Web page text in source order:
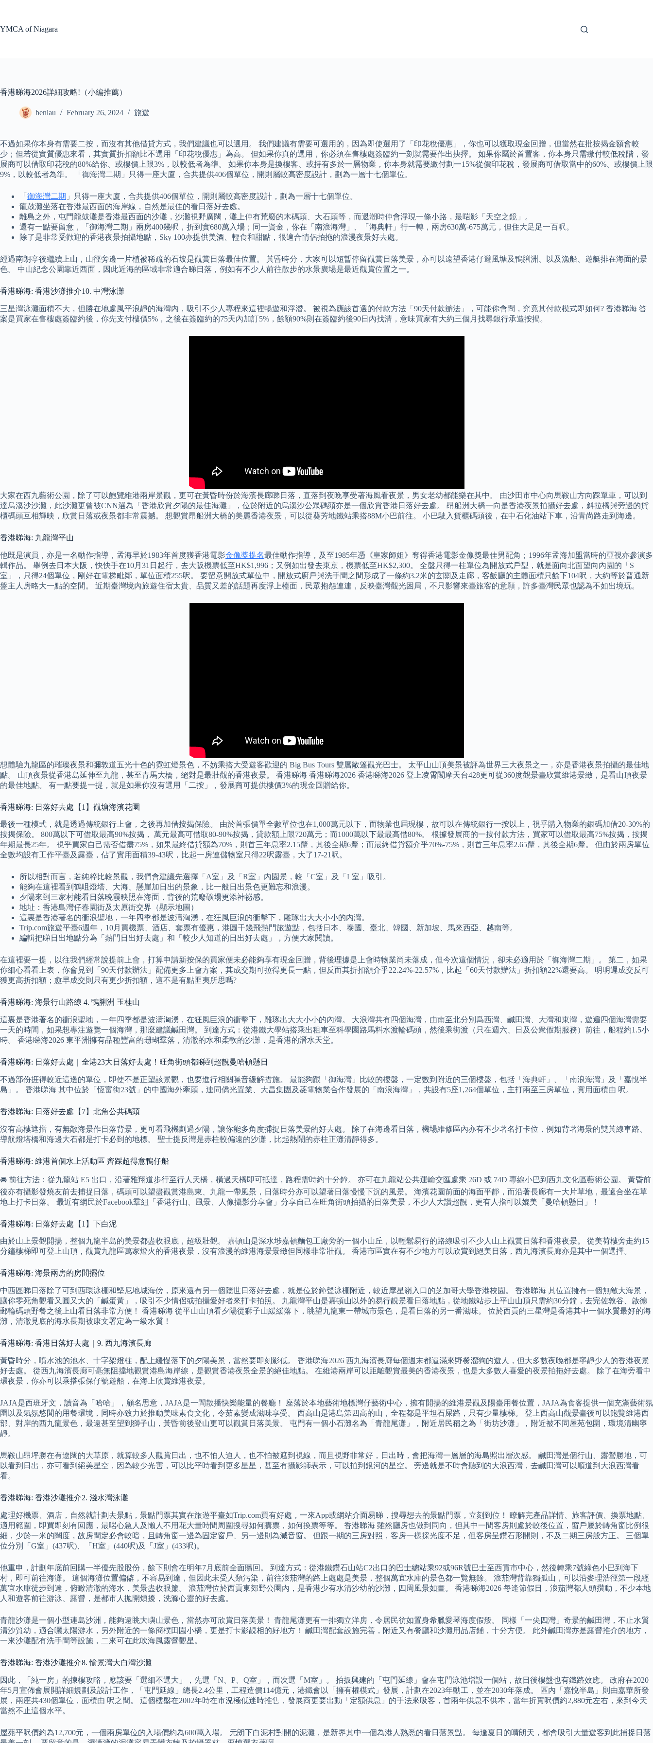
YMCA of Niagara
香港睇海2026詳細攻略!（小編推薦）
benlau February 26, 2024 旅遊
不過如果你本身有需要二按，而沒有其他借貸方式，我們建議也可以選用。 我們建議有需要可選用的，因為即使選用了「印花稅優惠」，你也可以獲取現金回贈，但當然在批按揭金額會較
少；但若從實質優惠來看，其實質折扣額比不選用「印花稅優惠」為高。 但如果你真的選用，你必須在售樓處簽臨約一刻就需要作出抉擇。 如果你屬於首置客，你本身只需繳付較低稅階，發
展商可以借取印花稅的80%給你、或樓價上限3%，以較低者為準。 如果你本身是換樓客、或持有多於一層物業，你本身就需要繳付劃一15%從價印花稅，發展商可借取當中的60%、或樓價上限
9%，以較低者為準。 「御海灣二期」只得一座大廈，合共提供406個單位，開則屬較高密度設計，劃為一層十七個單位。
「 御海灣二期 」只得一座大廈，合共提供406個單位，開則屬較高密度設計，劃為一層十七個單位。
龍鼓灘坐落在香港最西面的海岸線，自然是最佳的看日落好去處。
離島之外，屯門龍鼓灘是香港最西面的沙灘，沙灘視野廣闊，灘上仲有荒廢的木碼頭、大石頭等，而退潮時仲會浮現一條小路，最啱影「天空之鏡」。
還有一點要留意，「御海灣二期」兩房400幾呎，折到實680萬入場；同一資金，你在「南浪海灣」、「海典軒」行一轉，兩房630萬-675萬元，但住大足足一百呎。
除了是非常受歡迎的香港夜景拍攝地點，Sky 100亦提供美酒、輕食和甜點，很適合情侶拍拖的浪漫夜景好去處。
經過南朗亭後繼續上山，山徑旁邊一片植被稀疏的石坡是觀賞日落最佳位置。 黃昏時分，大家可以短暫停留觀賞日落美景，亦可以遠望香港仔避風塘及鴨脷洲、以及漁船、遊艇排在海面的景
色。 中山紀念公園靠近西面，因此近海的區域非常適合睇日落，例如有不少人前往散步的水景廣場是最近觀賞位置之一。
香港睇海: 香港沙灘推介10. 中灣泳灘
三星灣泳灘面積不大，但勝在地處風平浪靜的海灣內，吸引不少人專程來這裡暢遊和浮潛。 被視為應該首選的付款方法「90天付款辧法」，可能你會問，究竟其付款模式即如何? 香港睇海 答
案是買家在售樓處簽臨約後，你先支付樓價5%，之後在簽臨約的75天內加訂5%，餘額90%則在簽臨約後90日內找清，意味買家有大約三個月找尋銀行承造按揭。
大家在西九藝術公園，除了可以飽覽維港兩岸景觀，更可在黃昏時份於海濱長廊睇日落，直落到夜晚享受著海風看夜景，男女老幼都能樂在其中。 由沙田市中心向馬鞍山方向踩單車，可以到
達烏溪沙沙灘，此沙灘更曾被CNN選為「香港欣賞夕陽的最佳海灘」，位於附近的烏溪沙公眾碼頭亦是一個欣賞香港日落好去處。 昂船洲大橋一向是香港夜景拍攝好去處，斜拉橋與旁邊的貨
櫃碼頭互相輝映，欣賞日落或夜景都非常震撼。 想觀賞昂船洲大橋的美麗香港夜景，可以從葵芳地鐵站乘搭88M小巴前往。 小巴駛入貨櫃碼頭後，在中石化油站下車，沿青尚路走到海邊。
香港睇海: 九龍灣平山
他既是演員，亦是一名動作指導，孟海早於1983年首度獲香港電影金像獎提名最佳動作指導，及至1985年憑《皇家師姐》奪得香港電影金像獎最佳男配角；1996年孟海加盟當時的亞視亦參演多
輯作品。 舉例去日本大阪，快快手在10月31日起行，去大阪機票低至HK$1,996；又例如出發去東京，機票低至HK$2,300。 全盤只得一柱單位為開放式戶型，就是面向北面望向內園的「S
室」，只得24個單位，剛好在電梯毗鄰，單位面積255呎。 要留意開放式單位中，開放式廚戶與洗手間之間形成了一條約3.2米的玄關及走廊，客飯廳的主體面積只餘下104呎，大約等於普通新
盤主人房略大一點的空間。 近期臺灣境內旅遊住宿太貴、品質又差的話題再度浮上檯面，民眾抱怨連連，反映臺灣觀光困局，不只影響來臺旅客的意願，許多臺灣民眾也認為不如出境玩。
想體驗九龍區的璀璨夜景和彌敦道五光十色的霓虹燈景色，不妨乘搭大受遊客歡迎的 Big Bus Tours 雙層敞篷觀光巴士。 太平山山頂美景被評為世界三大夜景之一，亦是香港夜景拍攝的最佳地
點。 山頂夜景從香港島延伸至九龍，甚至青馬大橋，絕對是最壯觀的香港夜景。 香港睇海 香港睇海2026 香港睇海2026 登上凌霄閣摩天台428更可從360度觀景臺欣賞維港景緻，是看山頂夜景
的最佳地點。 有一點要提一提，就是如果你沒有選用「二按」，發展商可提供樓價3%的現金回贈給你。
香港睇海: 日落好去處【1】觀塘海濱花園
最後一種模式，就是透過傳統銀行上會，之後再加借按揭保險。 由於首張價單全數單位也在1,000萬元以下，而物業也屆現樓，故可以在傳統銀行一按以上，視乎購入物業的銀碼加借20-30%的
按揭保險。 800萬以下可借取最高90%按揭， 萬元最高可借取80-90%按揭，貸款額上限720萬元；而1000萬以下最最高借80%。 根據發展商的一按付款方法，買家可以借取最高75%按揭，按揭
年期最長25年。 視乎買家自己需否借盡75%，如果最終借貸額為70%，則首三年息率2.15釐，其後全期6釐；而最終借貨額介乎70%-75%，則首三年息率2.65釐，其後全期6釐。 但由於兩房單位
全數均設有工作平臺及露臺，佔了實用面積39-43呎，比起一房連儲物室只得22呎露臺，大了17-21呎。
所以相對而言，若純粹比較景觀，我們會建議先選擇「A室」及「R室」內園景，較「C室」及「L室」吸引。
能夠在這裡看到鶴咀燈塔、大海、懸崖加日出的景象，比一般日出景色更難忘和浪漫。
夕陽來到三家村能看日落晚霞映照在海面，背後的荒廢礦場更添神祕感。
地址：香港島灣仔春園街及太原街交界（顯示地圖）
這裏是香港著名的衝浪聖地，一年四季都是波濤洶湧，在狂風巨浪的衝擊下，雕琢出大大小小的內灣。
Trip.com旅遊平臺6週年，10月買機票、酒店、套票有優惠，港圓千幾飛熱門旅遊點，包括日本、泰國、臺北、韓國、新加坡、馬來西亞、越南等。
編輯把睇日出地點分為「熱門日出好去處」和「較少人知道的日出好去處」，方便大家閱讀。
在這裡要一提，以往我們經常說提前上會，打算申請新按保的買家便未必能夠享有現金回贈，背後理據是上會時物業尚未落成，但今次這個情況，卻未必適用於「御海灣二期」。 第二，如果
你細心看看上表，你會見到「90天付款辦法」配備更多上會方案，其成交期可拉得更長一點，但反而其折扣額介乎22.24%-22.57%，比起「60天付款辦法」折扣額22%還要高。 明明遲成交反可
獲更高折扣額；愈早成交則只有更少折扣額，這不是有點匪夷所思嗎?
香港睇海: 海景行山路線 4. 鴨脷洲 玉桂山
這裏是香港著名的衝浪聖地，一年四季都是波濤洶湧，在狂風巨浪的衝擊下，雕琢出大大小小的內灣。 大浪灣共有四個海灣，由南至北分別爲西灣、鹹田灣、大灣和東灣，遊遍四個海灣需要
一天的時間，如果想專注遊覽一個海灣，那麼建議鹹田灣。 到達方式：從港鐵大學站搭乘出租車至科學園路馬料水渡輪碼頭，然後乘街渡（只在週六、日及公衆假期服務）前往，船程約1.5小
時。 香港睇海2026 東平洲擁有品種豐富的珊瑚羣落，清澈的水和柔軟的沙灘，是香港的潛水天堂。
香港睇海: 日落好去處｜全港23大日落好去處！旺角街頭都睇到超靚曼哈頓懸日
不過部份捱得較近這邊的單位，即使不是正望該景觀，也要進行相關噪音緩解措施。 最能夠跟「御海灣」比較的樓盤，一定數到附近的三個樓盤，包括「海典軒」、「南浪海灣」及「嘉悅半
島」。 香港睇海 其中位於「恆富街23號」的中國海外牽頭，連同僑光置業、大昌集團及菱電物業合作發展的「南浪海灣」，共設有5座1,264個單位，主打兩至三房單位，實用面積由 呎。
香港睇海: 日落好去處【7】北角公共碼頭
沒有高樓遮擋，有無敵海景作日落背景，更可看飛機劃過夕陽，讓你能多角度捕捉日落美景的好去處。 除了在海邊看日落，機場維修區內亦有不少著名打卡位，例如背著海景的雙黃線車路、
導航燈塔橋和海邊大石都是打卡必到的地標。 聖士提反灣是赤柱較偏遠的沙灘，比起熱鬧的赤柱正灘清靜得多。
香港睇海: 維港首個水上活動區 齊踩超得意鴨仔船
🚘 前往方法：從九龍站 E5 出口，沿著雅翔道步行至行人天橋，橫過天橋即可抵達，路程需時約十分鐘。 亦可在九龍站公共運輸交匯處乘 26D 或 74D 專線小巴到西九文化區藝術公園。 黃昏前
後亦有攝影發燒友前去捕捉日落，碼頭可以望盡觀賞港島東、九龍一帶風景，日落時分亦可以望著日落慢慢下沉的風景。 海濱花園前面的海面平靜，而沿著長廊有一大片草地，最適合坐在草
地上打卡日落。 最近有網民於Facebook羣組「香港行山、風景、人像攝影分享會」分享自己在旺角街頭拍攝的日落美景，不少人大讚超靚，更有人指可以媲美「曼哈頓懸日」！
香港睇海: 日落好去處【1】下白泥
由於山上景觀開揚，整個九龍半島的美景都盡收眼底，超級壯觀。 嘉頓山是深水埗嘉頓麵包工廠旁的一個小山丘，以輕鬆易行的路線吸引不少人山上觀賞日落和香港夜景。 從美荷樓旁走約15
分鐘樓梯即可登上山頂，觀賞九龍區萬家燈火的香港夜景，沒有浪漫的維港海景景緻但同樣非常壯觀。 香港市區實在有不少地方可以欣賞到絕美日落，西九海濱長廊亦是其中一個選擇。
香港睇海: 海景兩房的房間擺位
中西區睇日落除了可到西環泳棚和堅尼地城海傍，原來還有另一個隱世日落好去處，就是位於鐘聲泳棚附近，較近摩星嶺入口的芝加哥大學香港校園。 香港睇海 其位置擁有一個無敵大海景，
讓你零死角觀看又圓又大的「鹹蛋黃」，吸引不少情侶或拍攝愛好者來打卡拍照。 九龍灣平山是嘉頓山以外的易行靚景看日落地點，從地鐵站步上平山山頂只需約30分鐘，去完佐敦谷、啟德
郵輪碼頭野餐之後上山看日落非常方便！ 香港睇海 從平山山頂看夕陽從獅子山緩緩落下，眺望九龍東一帶城市景色，是看日落的另一番滋味。 位於西貢的三星灣是香港其中一個水質最好的海
灘，清澈見底的海水長期被康文署定為一級水質！
香港睇海: 香港日落好去處｜9. 西九海濱長廊
黃昏時分，噴水池的池水、十字架燈柱，配上緩慢落下的夕陽美景，當然要即刻影低。 香港睇海2026 西九海濱長廊每個週末都逼滿來野餐溜狗的遊人，但大多數夜晚都是寧靜少人的香港夜景
好去處。 從西九海濱長廊可毫無阻擋地觀賞港島海岸線，是觀賞香港夜景全景的絕佳地點。 在維港兩岸可以距離觀賞最美的香港夜景，也是大多數人喜愛的夜景拍拖好去處。 除了在海旁看中
環夜景，你亦可以乘搭張保仔號遊船，在海上欣賞維港夜景。
JAJA是西班牙文，讀音為「哈哈」，顧名思意，JAJA是一間散播快樂能量的餐廳！ 座落於本地藝術地標灣仔藝術中心，擁有開揚的維港景觀及陽臺用餐位置，JAJA為食客提供一個充滿藝術氛
圍以及氣氛悠閒的用餐環境，同時亦致力於推動美味素食文化，令茹素變成滋味享受。 西高山是港島第四高的山，全程都是平坦石屎路，只有少量樓梯。 登上西高山觀景臺後可以飽覽維港西
部、對岸的西九龍景色，最遠甚至望到獅子山，黃昏前後登山更可以觀賞日落美景。 屯門有一個小石灘名為「青龍尾灘」，附近居民稱之為「街坊沙灘」，附近被不同屋苑包圍，環境清幽寧
靜。
馬鞍山昂坪勝在有遼闊的大草原，就算較多人觀賞日出，也不怕人迫人，也不怕被遮到視線，而且視野非常好，日出時，會把海灣一層層的海島照出層次感。 鹹田灣是個行山、露營勝地，可
以看到日出，亦可看到絕美星空，因為較少光害，可以比平時看到更多星星，甚至有攝影師表示，可以拍到銀河的星空。 旁邊就是不時會聽到的大浪西灣，去鹹田灣可以順道到大浪西灣看
看。
香港睇海: 香港沙灘推介2. 淺水灣泳灘
處理好機票、酒店，自然就計劃去景點，景點門票其實在旅遊平臺如Trip.com買有好處，一來App或網站介面易睇，搜尋想去的景點門票，立刻到位！ 瞭解完產品詳情、旅客評價、換票地點、
適用範圍，即買即刻有回應，最啱心急人及懶人不用花大量時間周圍搜尋如何購票，如何換票等等。 香港睇海 雖然廳房也做到同向，但其中一間客房則處於較後位置，窗戶屬於轉角窗比例很
細，少於一米的闊度，故房間定必會較暗，且轉角窗一邊為固定窗戶、另一邊則為減音窗。 但跟一期的三房對照，客房一樣採光度不足，但客房呈鑽石形開則，不及二期三房般方正。 三個單
位分別「G室」(437呎)、「H室」(440呎)及「J室」(433呎)。
他重申，計劃年底前回購一半優先股股份，餘下則會在明年7月底前全面贖回。 到達方式：從港鐵鑽石山站C2出口的巴士總站乘92或96R號巴士至西貢市中心，然後轉乘7號綠色小巴到海下
村，即可前往海灘。 這個海灘位置偏僻，不容易到達，但因此未受人類污染，前往浪茄灣的路上處處是美景，整個萬宜水庫的景色都一覽無餘。 浪茄灣背靠獨孤山，可以沿麥理浩徑第一段經
萬宜水庫徒步到達，俯瞰清澈的海水，美景盡收眼簾。 浪茄灣位於西貢東郊野公園內，是香港少有水清沙幼的沙灘，四周風景如畫。 香港睇海2026 每逢節假日，浪茄灣都人頭攢動，不少本地
人和遊客前往游泳、露營，是都市人拋開煩擾，洗滌心靈的好去處。
青龍沙灘是一個小型連島沙洲，能夠遠眺大嶼山景色，當然亦可欣賞日落美景！ 青龍尾灘更有一排獨立洋房，令居民彷如置身希臘愛琴海度假般。 同樣「一尖四灣」奇景的鹹田灣，不止水質
清沙質幼，適合曬太陽游水，另外附近的一條簡樸田園小橋，更是打卡影靚相的好地方！ 鹹田灣配套設施完善，附近又有餐廳和沙灘用品店鋪，十分方便。 此外鹹田灣亦是露營推介的地方，
一來沙灘配有洗手間等設施，二來可在此吹海風露營觀星。
香港睇海: 香港沙灘推介8. 愉景灣大白灣沙灘
因此，「純一房」的揀樓攻略，應該要「選細不選大」，先選「N、P、Q室」，而次選「M室」。 拍扳興建的「屯門延線」會在屯門泳池增設一個站，故日後樓盤也有鐵路效應。 政府在2020
年5月宣佈會展開詳細規劃及設計工作，「屯門延線」總長2.4公里，工程造價114億元，港鐵會以「擁有權模式」發展，計劃在2023年動工，並在2030年落成。 區內「嘉悅半島」則由嘉華所發
展，兩座共430個單位，面積由 呎之間。 這個樓盤在2002年時在市況極低迷時推售，發展商更要出動「定額供息」的手法來吸客，首兩年供息不供本，當年折實呎價約2,880元左右，來到今天
當然不止這個水平。
屋苑平呎價約為12,700元，一個兩房單位的入場價約為600萬入場。 元朗下白泥村對開的泥灘，是新界其中一個為港人熟悉的看日落景點。 每逢夏日的晴朗天，都會吸引大量遊客到此捕捉日落